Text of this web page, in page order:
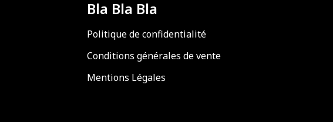
Bla Bla Bla
Politique de confidentialité
Conditions générales de vente
Mentions Légales